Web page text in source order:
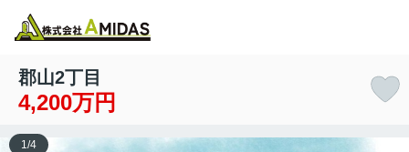
郡山2丁目
4,200万円
1 /4